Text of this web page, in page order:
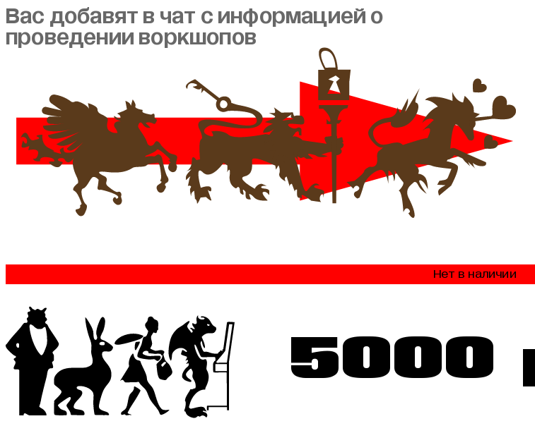
Вас добавят в чат с информацией о
проведении воркшопов
Нет в наличии
5000